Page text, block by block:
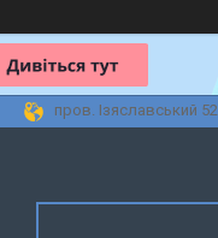
пров. Ізяславський